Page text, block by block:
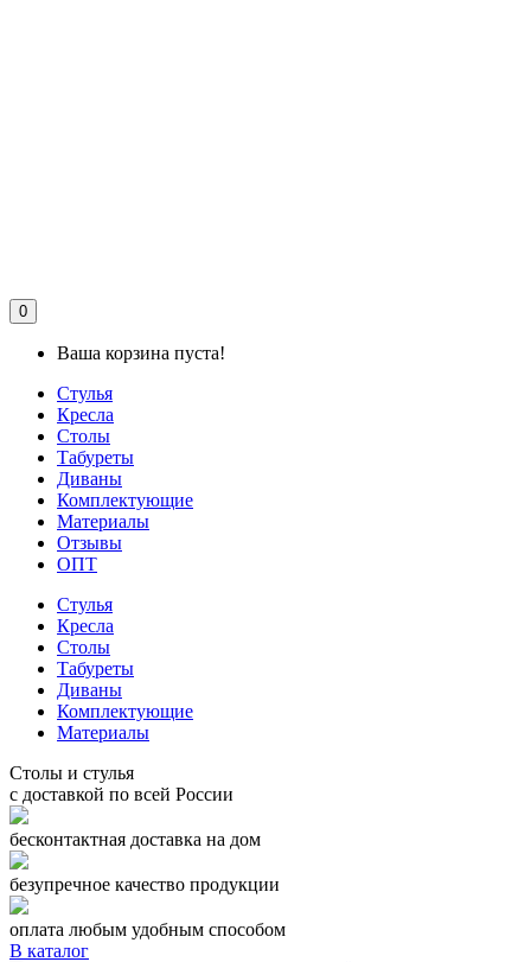
0
Ваша корзина пуста!
Стулья
Кресла
Столы
Табуреты
Диваны
Комплектующие
Материалы
Отзывы
ОПТ
Стулья
Кресла
Столы
Табуреты
Диваны
Комплектующие
Материалы
Столы и стулья
с доставкой по всей России
бесконтактная доставка на дом
безупречное качество продукции
оплата любым удобным способом
В каталог